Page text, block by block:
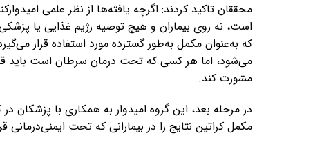
محققان تاکید کردند: اگرچه یافته‌ها از نظر علمی
است، نه روی بیماران و هیچ توصیه رژیم غذایی یا
که به‌عنوان مکمل به‌طور گسترده مورد استفاده قرار
می‌شود، اما هر کسی که تحت درمان سرطان است باید
مشورت کند.
در مرحله بعد، این گروه امیدوار به همکاری با پزشکان
مکمل کراتین نتایج را در بیمارانی که تحت ایمنی‌درمانی